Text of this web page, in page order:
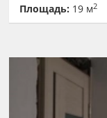
Площадь: 19 м2